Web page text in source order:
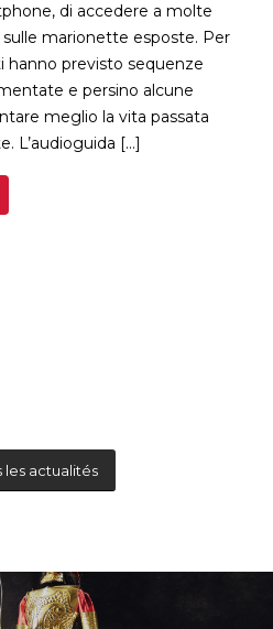
di accedere a molte
marionette esposte. Per
previsto sequenze
e persino alcune
meglio la vita passata
L’audioguida […]
les actualités